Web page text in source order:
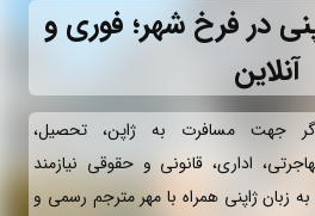
در فرخ شهر؛ فوری و
آنلاین
جهت مسافرت به ژاپن، تحصیل،
اداری، قانونی و حقوقی نیازمند
زبان ژاپنی همراه با مهر مترجم رسمی و